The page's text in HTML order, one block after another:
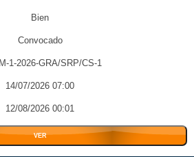
Bien
Convocado
1-2026-GRA/SRP/CS-1
14/07/2026 07:00
12/08/2026 00:01
VER